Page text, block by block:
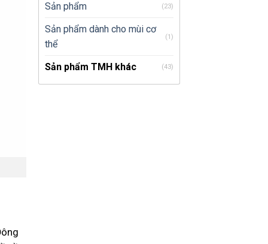
Sản phẩm (23)
Sản phẩm dành cho mùi cơ
thể
(1)
Sản phẩm TMH khác (43)